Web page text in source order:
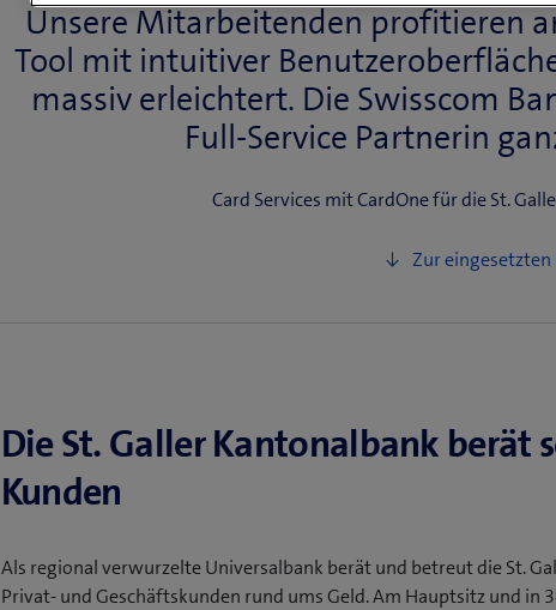
Unsere Mitarbeitenden profitieren
Tool mit intuitiver
massiv erleichtert. Die Swisscom
Full-Service Partnerin
Card Services mit CardOne für die St.
Die St. Galler Kantonalbank berät
Kunden
Als regional verwurzelte Universalbank berät und betreut die St.
Privat- und Geschäftskunden rund ums Geld. Am Hauptsitz und in